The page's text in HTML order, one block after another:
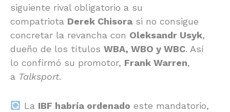
siguiente rival obligatorio a su
compatriota Derek Chisora si no consigue
concretar la revancha con Oleksandr Usyk,
dueño de los títulos WBA, WBO y WBC. Así
lo confirmó su promotor, Frank Warren,
a Talksport.
La IBF habría ordenado este mandatorio,